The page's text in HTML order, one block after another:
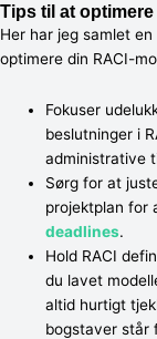
Tips til at optimere
Her har jeg samlet
optimere din RACI-
Fokuser
beslutninger i
administrative
Sørg for at
projektplan for
deadlines.
Hold RACI
du lavet
altid hurtigt
bogstaver står